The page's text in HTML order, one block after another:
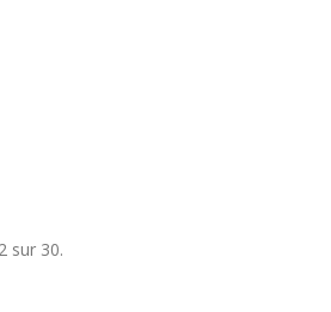
sur 30.
PARAMETRER VOTRE